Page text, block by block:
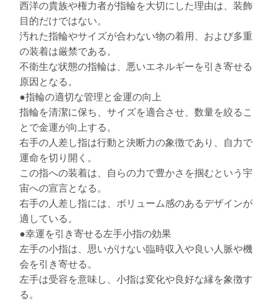
西洋の貴族や権力者が指輪を大切にした理由は、装飾
目的だけではない。
汚れた指輪やサイズが合わない物の着用、および多重
の装着は厳禁である。
不衛生な状態の指輪は、悪いエネルギーを引き寄せる
原因となる。
●指輪の適切な管理と金運の向上
指輪を清潔に保ち、サイズを適合させ、数量を絞るこ
とで金運が向上する。
右手の人差し指は行動と決断力の象徴であり、自力で
運命を切り開く。
この指への装着は、自らの力で豊かさを掴むという宇
宙への宣言となる。
右手の人差し指には、ボリューム感のあるデザインが
適している。
●幸運を引き寄せる左手小指の効果
左手の小指は、思いがけない臨時収入や良い人脈や機
会を引き寄せる。
左手は受容を意味し、小指は変化や良好な縁を象徴す
る。